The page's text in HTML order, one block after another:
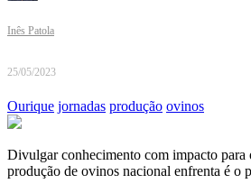
Inês Patola
25/05/2023
Ourique jornadas produção ovinos
Divulgar conhecimento com impacto para
produção de ovinos nacional enfrenta é o